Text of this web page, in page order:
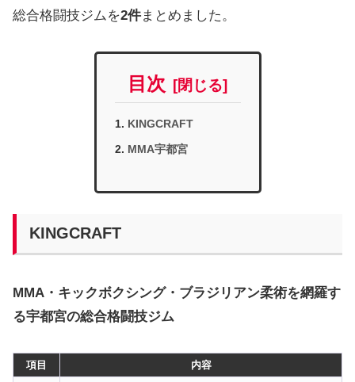
総合格闘技ジムを2件まとめました。
目次
KINGCRAFT
MMA宇都宮
KINGCRAFT
MMA・キックボクシング・ブラジリアン柔術を網羅す
る宇都宮の総合格闘技ジム
項目
内容